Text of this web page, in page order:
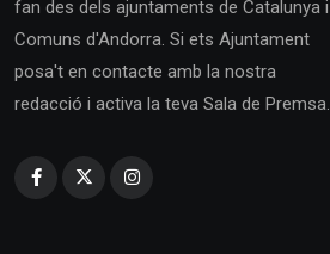
fan des dels ajuntaments de Catalunya i
Comuns d'Andorra. Si ets Ajuntament
posa't en contacte amb la nostra
redacció i activa la teva Sala de Premsa.